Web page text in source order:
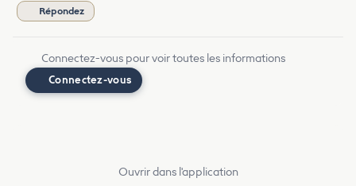
Répondez
Connectez-vous pour voir toutes les informations
Connectez-vous
Ouvrir dans l'application